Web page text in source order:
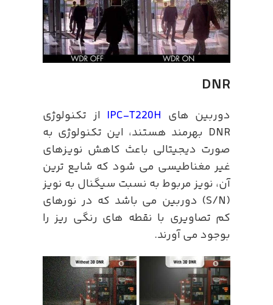
DNR
دوربین های IPC-T220H از تکنولوژی
DNR بهرمند هستند، این تکنولوژی به
صورت دیجیتالی باعث کاهش نویزهای
غیر مغناطیسی می شود که شایع ترین
آن، نویز مربوط به نسبت سیگنال به نویز
(S/N) دوربین می باشد که در نورهای
کم تصاویری با نقطه های رنگی ریز را
بوجود می آورند.